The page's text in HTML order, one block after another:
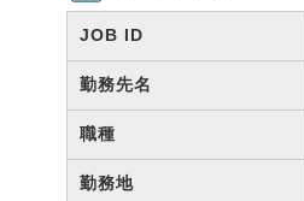
JOB ID
勤務先名
職種
勤務地